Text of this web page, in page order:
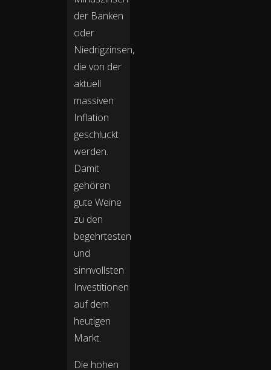
der Banken
oder
Niedrigzinsen,
die von der
aktuell
massiven
Inflation
geschluckt
werden.
Damit
gehören
gute Weine
zu den
begehrtesten
und
sinnvollsten
Investitionen
auf dem
heutigen
Markt.
Die hohen